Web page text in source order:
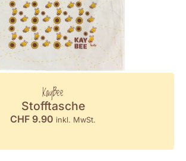
KayBee
Stofftasche
CHF 9.90 inkl. MwSt.